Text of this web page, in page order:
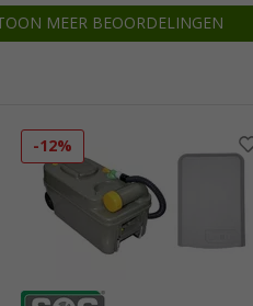
MEER BEOORDELINGEN
-12%